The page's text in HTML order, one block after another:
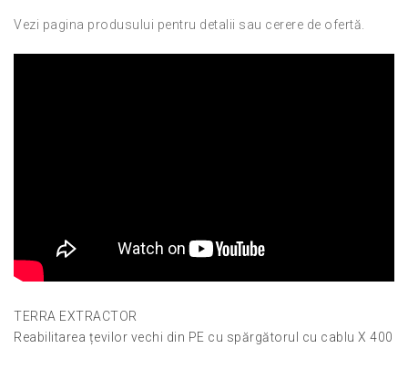
Vezi pagina produsului pentru detalii sau cerere de ofertă.
TERRA EXTRACTOR
Reabilitarea țevilor vechi din PE cu spărgătorul cu cablu X 400